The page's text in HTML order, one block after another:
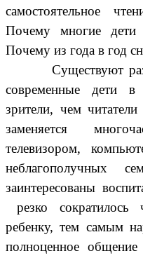
самостоятельное
Почему многие
Почему из года в год
Существуют
современные дети в
зрители, чем
заменяется
телевизором,
неблагополучных
заинтересованы
резко сократилось
ребенку, тем самым
полноценное